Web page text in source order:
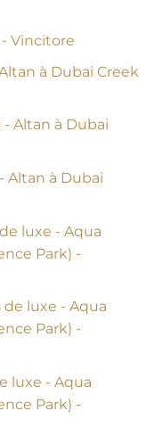
Vincitore
à Dubai Creek
Altan à Dubai
Altan à Dubai
luxe - Aqua
Park) -
luxe - Aqua
Park) -
luxe - Aqua
Park) -